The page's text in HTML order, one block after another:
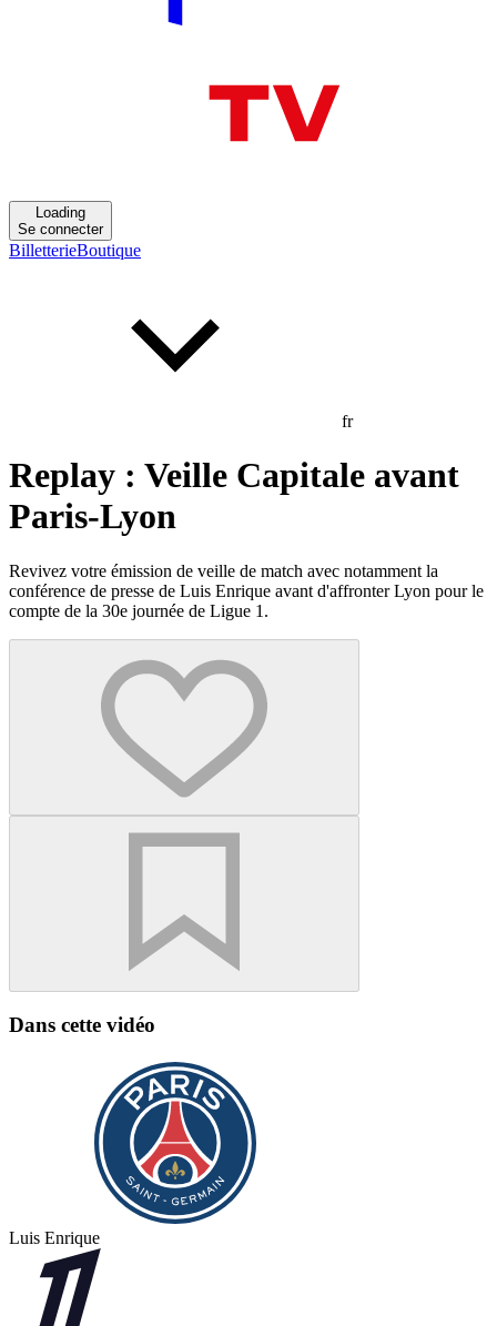
Loading
Se connecter
BilletterieBoutique
fr
Replay : Veille Capitale avant
Paris-Lyon
Revivez votre émission de veille de match avec notamment la
conférence de presse de Luis Enrique avant d'affronter Lyon pour le
compte de la 30e journée de Ligue 1.
Dans cette vidéo
Luis Enrique